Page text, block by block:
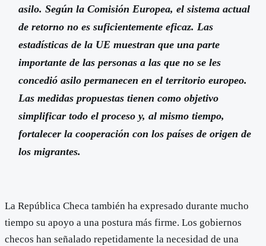
asilo. Según la Comisión Europea, el sistema actual
de retorno no es suficientemente eficaz. Las
estadísticas de la UE muestran que una parte
importante de las personas a las que no se les
concedió asilo permanecen en el territorio europeo.
Las medidas propuestas tienen como objetivo
simplificar todo el proceso y, al mismo tiempo,
fortalecer la cooperación con los países de origen de
los migrantes.
La República Checa también ha expresado durante mucho
tiempo su apoyo a una postura más firme. Los gobiernos
checos han señalado repetidamente la necesidad de una